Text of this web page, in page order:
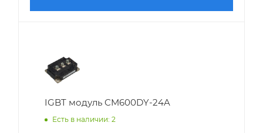
IGBT модуль CM600DY-24A
Есть в наличии: 2